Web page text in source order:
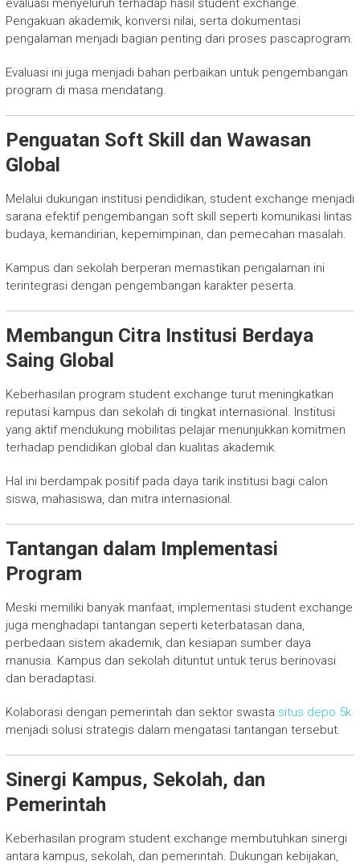
evaluasi menyeluruh terhadap hasil student exchange.
Pengakuan akademik, konversi nilai, serta dokumentasi
pengalaman menjadi bagian penting dari proses pascaprogram.
Evaluasi ini juga menjadi bahan perbaikan untuk pengembangan
program di masa mendatang.
Penguatan Soft Skill dan Wawasan
Global
Melalui dukungan institusi pendidikan, student exchange menjadi
sarana efektif pengembangan soft skill seperti komunikasi lintas
budaya, kemandirian, kepemimpinan, dan pemecahan masalah.
Kampus dan sekolah berperan memastikan pengalaman ini
terintegrasi dengan pengembangan karakter peserta.
Membangun Citra Institusi Berdaya
Saing Global
Keberhasilan program student exchange turut meningkatkan
reputasi kampus dan sekolah di tingkat internasional. Institusi
yang aktif mendukung mobilitas pelajar menunjukkan komitmen
terhadap pendidikan global dan kualitas akademik.
Hal ini berdampak positif pada daya tarik institusi bagi calon
siswa, mahasiswa, dan mitra internasional.
Tantangan dalam Implementasi
Program
Meski memiliki banyak manfaat, implementasi student exchange
juga menghadapi tantangan seperti keterbatasan dana,
perbedaan sistem akademik, dan kesiapan sumber daya
manusia. Kampus dan sekolah dituntut untuk terus berinovasi
dan beradaptasi.
Kolaborasi dengan pemerintah dan sektor swasta situs depo 5k
menjadi solusi strategis dalam mengatasi tantangan tersebut.
Sinergi Kampus, Sekolah, dan
Pemerintah
Keberhasilan program student exchange membutuhkan sinergi
antara kampus, sekolah, dan pemerintah. Dukungan kebijakan,